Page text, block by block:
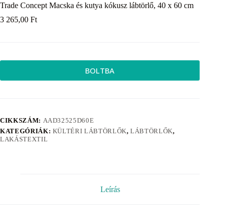
Trade Concept Macska és kutya kókusz lábtörlő, 40 x 60 cm
3 265,00 Ft
BOLTBA
CIKKSZÁM: AAD32525D60E
KATEGÓRIÁK: KÜLTÉRI LÁBTÖRLŐK,LÁBTÖRLŐK,
LAKÁSTEXTIL
Leírás